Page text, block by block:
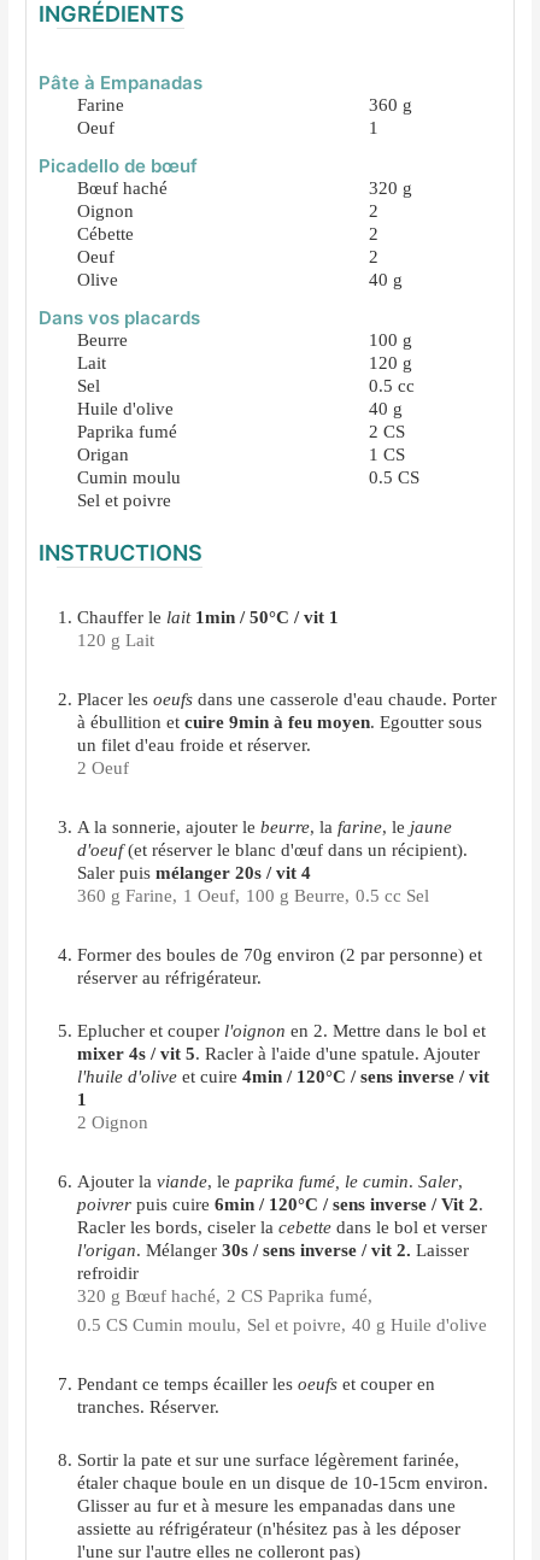
INGRÉDIENTS
Pâte à Empanadas
Farine 360 g
Oeuf
1
Picadello de bœuf
Bœuf haché 320 g
Oignon
2
Cébette
2
Oeuf
2
Olive
40 g
Dans vos placards
Beurre 100 g
Lait
120 g
Sel
0.5 cc
Huile d'olive
40 g
Paprika fumé
2 CS
Origan
1 CS
Cumin moulu
0.5 CS
Sel et poivre
INSTRUCTIONS
Chauffer le lait 1min / 50°C / vit 1
120 g Lait
Placer lesoeufsdans une casserole d'eau chaude. Porter
à ébullition etcuire 9min à feu moyen. Egoutter sous
un filet d'eau froide et réserver.
2 Oeuf
A la sonnerie, ajouter lebeurre, lafarine, le jaune
d'oeuf(et réserver le blanc d'œuf dans un récipient).
Saler puismélanger 20s / vit 4
360 g Farine, 1 Oeuf, 100 g Beurre, 0.5 cc Sel
Former des boules de 70g environ (2 par personne) et
réserver au réfrigérateur.
Eplucher et couper l'oignonen 2. Mettre dans le bol et
mixer 4s / vit 5. Racler à l'aide d'une spatule. Ajouter
l'huile d'olive et cuire 4min / 120°C / sens inverse / vit
1
2 Oignon
Ajouter laviande, lepaprika fumé, le cumin.Saler,
poivrerpuis cuire6min / 120°C / sens inverse / Vit 2.
Racler les bords, ciseler lacebettedans le bol et verser
l'origan. Mélanger30s / sens inverse / vit 2. Laisser
refroidir
320 g Bœuf haché, 2 CS Paprika fumé,
0.5 CS Cumin moulu, Sel et poivre, 40 g Huile d'olive
Pendant ce temps écailler lesoeufset couper en
tranches. Réserver.
Sortir la pate et sur une surface légèrement farinée,
étaler chaque boule en un disque de 10-15cm environ.
Glisser au fur et à mesure les empanadas dans une
assiette au réfrigérateur (n'hésitez pas à les déposer
l'une sur l'autre elles ne colleront pas)